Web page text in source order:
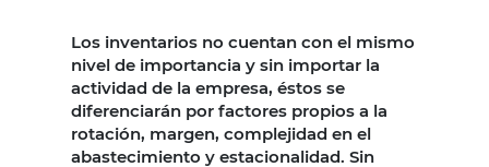
Los inventarios no cuentan con el mismo
nivel de importancia y sin importar la
actividad de la empresa, éstos se
diferenciarán por factores propios a la
rotación, margen, complejidad en el
abastecimiento y estacionalidad. Sin